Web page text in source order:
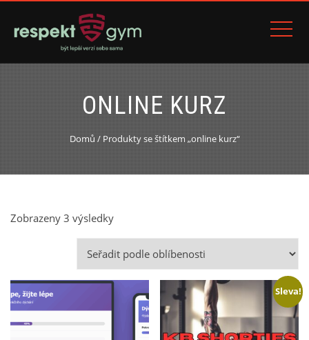
ONLINE KURZ
Domů/ Produkty se štítkem „online kurz“
Zobrazeny 3 výsledkySeřazeno
podle
oblíbenosti
Sleva!